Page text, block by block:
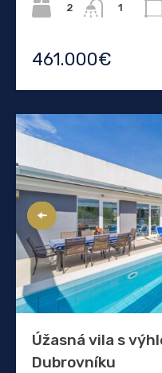
2
1
461.000€
Úžasná vila s
Dubrovníku